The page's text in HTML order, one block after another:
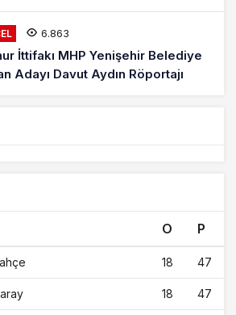
6.863
İttifakı MHP Yenişehir Belediye
Adayı Davut Aydın Röportajı
O P
18 47
18 47